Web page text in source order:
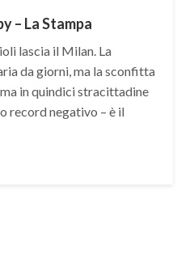
– La Stampa
lascia il Milan. La
da giorni, ma la sconfitta
in quindici stracittadine
record negativo – è il